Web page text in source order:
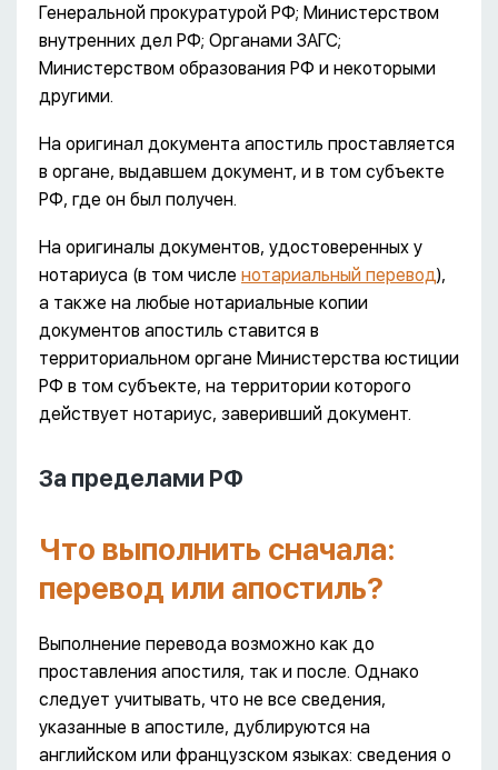
Генеральной прокуратурой РФ; Министерством
внутренних дел РФ; Органами ЗАГС;
Министерством образования РФ и некоторыми
другими.
На оригинал документа апостиль проставляется
в органе, выдавшем документ, и в том субъекте
РФ, где он был получен.
На оригиналы документов, удостоверенных у
нотариуса (в том числе нотариальный перевод),
а также на любые нотариальные копии
документов апостиль ставится в
территориальном органе Министерства юстиции
РФ в том субъекте, на территории которого
действует нотариус, заверивший документ.
За пределами РФ
Что выполнить сначала:
перевод или апостиль?
Выполнение перевода возможно как до
проставления апостиля, так и после. Однако
следует учитывать, что не все сведения,
указанные в апостиле, дублируются на
английском или французском языках: сведения о